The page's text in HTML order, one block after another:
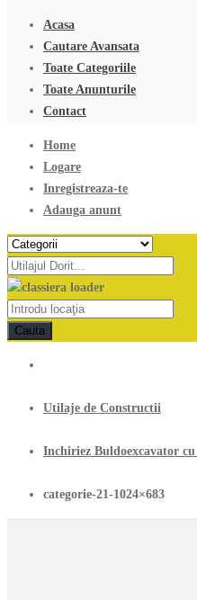
Acasa
Cautare Avansata
Toate Categoriile
Toate Anunturile
Contact
Home
Logare
Inregistreaza-te
Adauga anunt
Cauta
Utilaje de Constructii
Inchiriez Buldoexcavator cu
categorie-21-1024×683